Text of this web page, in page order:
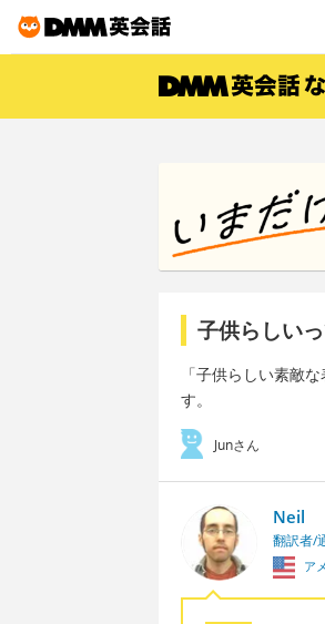
子供らしい
「子供らしい素敵
す。
Junさん
Neil
翻訳者/
ア